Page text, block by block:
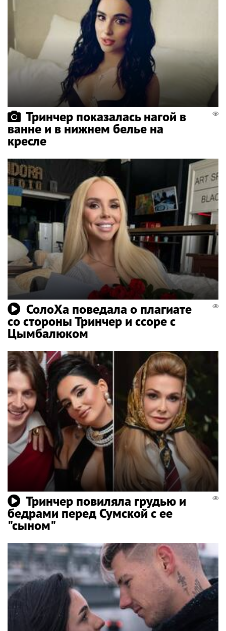
Тринчер показалась нагой в
ванне и в нижнем белье на
кресле
СолоХа поведала о плагиате
со стороны Тринчер и ссоре с
Цымбалюком
Тринчер повиляла грудью и
бедрами перед Сумской с ее
"сыном"